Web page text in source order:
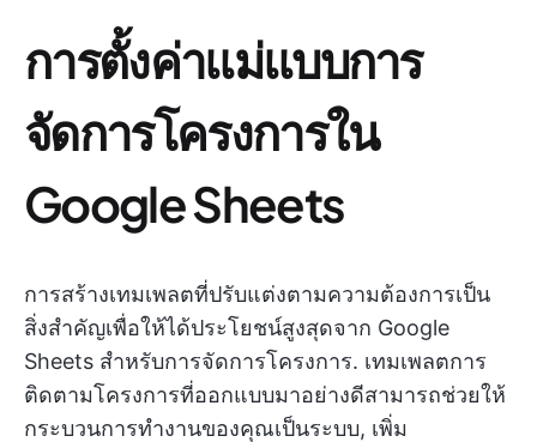
การตั้งค่าแม่แบบการ
จัดการโครงการใน
Google Sheets
การสร้างเทมเพลตที่ปรับแต่งตามความต้องการเป็น
สิ่งสำคัญเพื่อให้ได้ประโยชน์สูงสุดจาก Google
Sheets สำหรับการจัดการโครงการ. เทมเพลตการ
ติดตามโครงการที่ออกแบบมาอย่างดีสามารถช่วยให้
กระบวนการทำงานของคุณเป็นระบบ, เพิ่ม